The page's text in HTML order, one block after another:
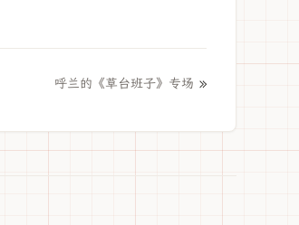
呼兰的《草台班子》专场 »